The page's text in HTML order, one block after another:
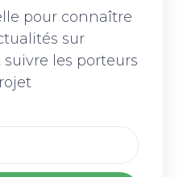
pour connaître
sur
les porteurs